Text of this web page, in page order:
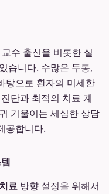
수 출신을 비롯한 실
습니다. 수많은 두통,
탕으로 환자의 미세한
단과 최적의 치료 계
기울이는 세심한 상담
공합니다.
료 방향 설정을 위해서